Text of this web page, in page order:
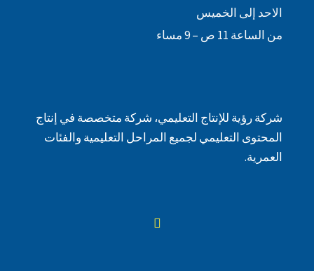
الاحد إلى الخميس
من الساعة 11 ص – 9 مساء
شركة رؤية للإنتاج التعليمي، شركة متخصصة في إنتاج
المحتوى التعليمي لجميع المراحل التعليمية والفئات
العمرية.